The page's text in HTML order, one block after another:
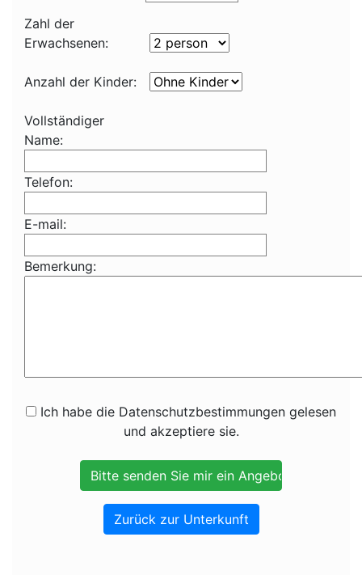
Zahl der
Erwachsenen:
Anzahl der Kinder:
Vollständiger
Name:
Telefon:
E-mail:
Bemerkung:
Ich habe die Datenschutzbestimmungen gelesen
und akzeptiere sie.
Zurück zur Unterkunft